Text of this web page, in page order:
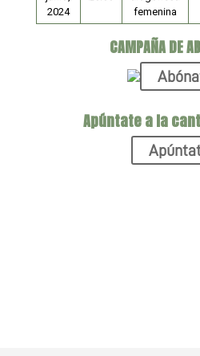
2024
femenina
CAMPAÑA DE
Apúntate a la